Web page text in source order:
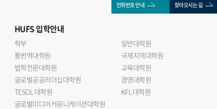
전화번호 안내 찾아오시는 길
HUFS입학안내
학부
일반대학원
통번역대학원
국제지역대학원
법학전문대학원
교육대학원
글로벌공공리더십대학원
경영대학원
TESOL 대학원
KFL 대학원
글로벌미디어커뮤니케이션대학원